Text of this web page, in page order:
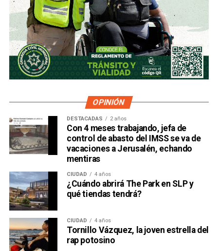
OPINIÓN
DESTACADAS 2 años
Con 4 meses trabajando, jefa de
control de abasto del IMSS se va de
vacaciones a Jerusalén, echando
mentiras
CIUDAD 4 años
¿Cuándo abrirá The Park en SLP y
qué tiendas tendrá?
CIUDAD 4 años
Tornillo Vázquez, la joven estrella del
rap potosino